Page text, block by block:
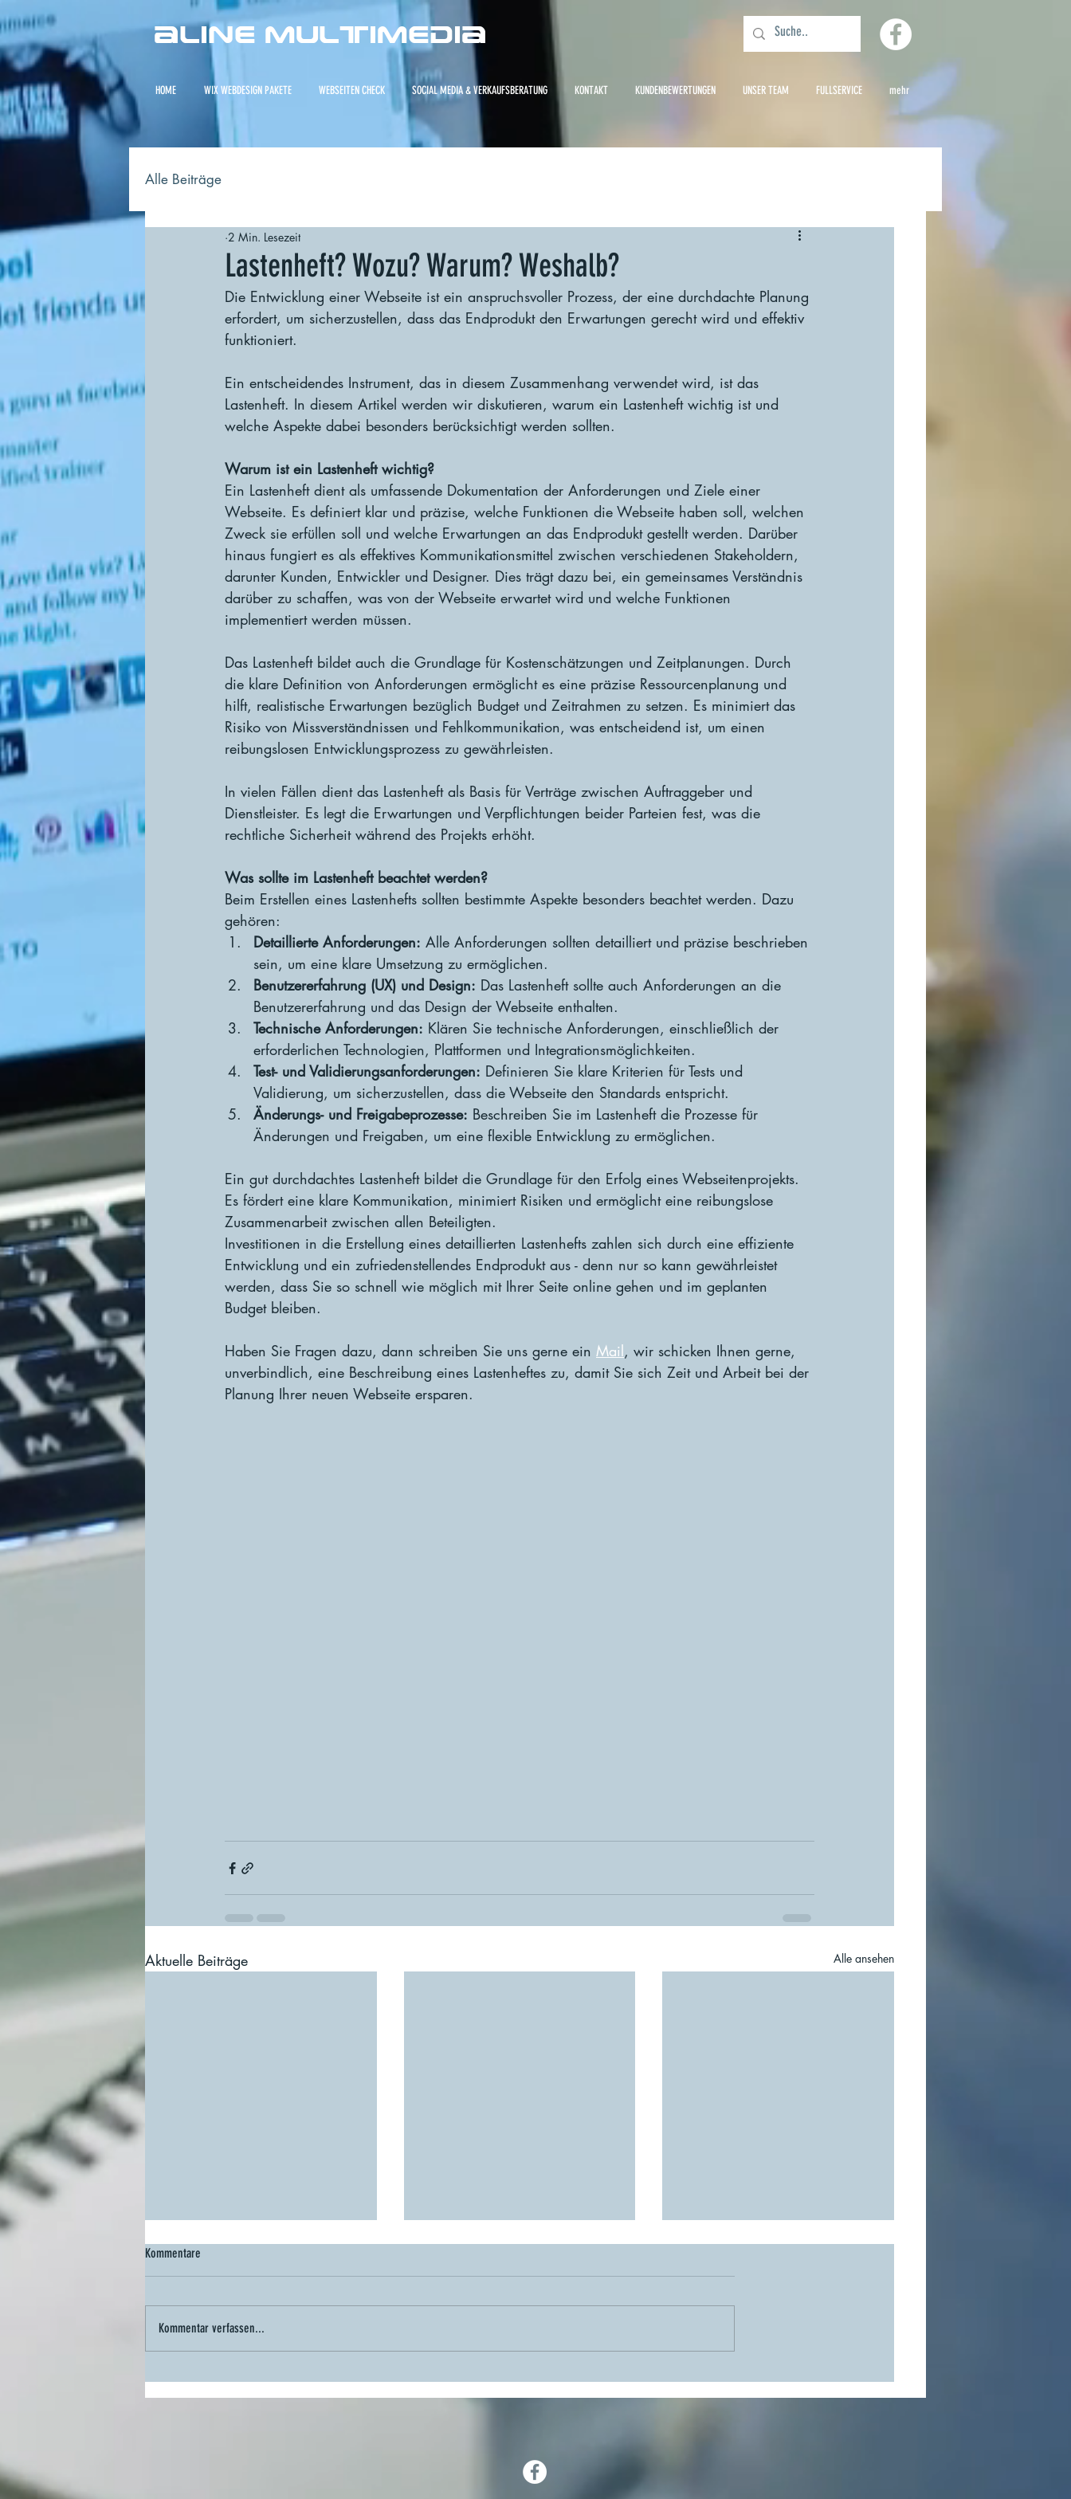
aline Multimedia
HOME WIX WEBDESIGN PAKETE WEBSEITEN CHECK SOCIAL MEDIA & VERKAUFSBERATUNG KONTAKT KUNDENBEWERTUNGEN UNSER TEAM FULLSERVICE mehr
Alle Beiträge
Lastenheft? Wozu? Warum? Weshalb?
2 Min. Lesezeit
Die Entwicklung einer Webseite ist ein anspruchsvoller Prozess, der eine durchdachte Planung
erfordert, um sicherzustellen, dass das Endprodukt den Erwartungen gerecht wird und effektiv
funktioniert.
Ein entscheidendes Instrument, das in diesem Zusammenhang verwendet wird, ist das
Lastenheft. In diesem Artikel werden wir diskutieren, warum ein Lastenheft wichtig ist und
welche Aspekte dabei besonders berücksichtigt werden sollten.
Warum ist ein Lastenheft wichtig?
Ein Lastenheft dient als umfassende Dokumentation der Anforderungen und Ziele einer
Webseite. Es definiert klar und präzise, welche Funktionen die Webseite haben soll, welchen
Zweck sie erfüllen soll und welche Erwartungen an das Endprodukt gestellt werden. Darüber
hinaus fungiert es als effektives Kommunikationsmittel zwischen verschiedenen Stakeholdern,
darunter Kunden, Entwickler und Designer. Dies trägt dazu bei, ein gemeinsames Verständnis
darüber zu schaffen, was von der Webseite erwartet wird und welche Funktionen
implementiert werden müssen.
Das Lastenheft bildet auch die Grundlage für Kostenschätzungen und Zeitplanungen. Durch
die klare Definition von Anforderungen ermöglicht es eine präzise Ressourcenplanung und
hilft, realistische Erwartungen bezüglich Budget und Zeitrahmen zu setzen. Es minimiert das
Risiko von Missverständnissen und Fehlkommunikation, was entscheidend ist, um einen
reibungslosen Entwicklungsprozess zu gewährleisten.
In vielen Fällen dient das Lastenheft als Basis für Verträge zwischen Auftraggeber und
Dienstleister. Es legt die Erwartungen und Verpflichtungen beider Parteien fest, was die
rechtliche Sicherheit während des Projekts erhöht.
Was sollte im Lastenheft beachtet werden?
Beim Erstellen eines Lastenhefts sollten bestimmte Aspekte besonders beachtet werden. Dazu
gehören:
Detaillierte Anforderungen: Alle Anforderungen sollten detailliert und präzise beschrieben
sein, um eine klare Umsetzung zu ermöglichen.
Benutzererfahrung (UX) und Design: Das Lastenheft sollte auch Anforderungen an die
Benutzererfahrung und das Design der Webseite enthalten.
Technische Anforderungen: Klären Sie technische Anforderungen, einschließlich der
erforderlichen Technologien, Plattformen und Integrationsmöglichkeiten.
Test- und Validierungsanforderungen: Definieren Sie klare Kriterien für Tests und
Validierung, um sicherzustellen, dass die Webseite den Standards entspricht.
Änderungs- und Freigabeprozesse: Beschreiben Sie im Lastenheft die Prozesse für
Änderungen und Freigaben, um eine flexible Entwicklung zu ermöglichen.
Ein gut durchdachtes Lastenheft bildet die Grundlage für den Erfolg eines Webseitenprojekts.
Es fördert eine klare Kommunikation, minimiert Risiken und ermöglicht eine reibungslose
Zusammenarbeit zwischen allen Beteiligten.
Investitionen in die Erstellung eines detaillierten Lastenhefts zahlen sich durch eine effiziente
Entwicklung und ein zufriedenstellendes Endprodukt aus - denn nur so kann gewährleistet
werden, dass Sie so schnell wie möglich mit Ihrer Seite online gehen und im geplanten
Budget bleiben.
Haben Sie Fragen dazu, dann schreiben Sie uns gerne ein Mail, wir schicken Ihnen gerne,
unverbindlich, eine Beschreibung eines Lastenheftes zu, damit Sie sich Zeit und Arbeit bei der
Planung Ihrer neuen Webseite ersparen.
Aktuelle Beiträge Alle ansehen
Datenschutz aktuell halten: Warum eine
moderne Website auch beim Datenschutz
WIX & Social Media: So nutzen Sie Ihre
Website optimal für mehr Reichweite und
Diese 3 Trends bringen PERSÖNLICHKEIT
auf Ihre Webseite zurück...
Kommentare
Kommentar verfassen...